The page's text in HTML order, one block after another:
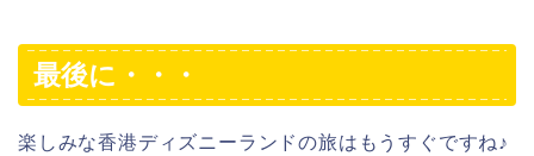
最後に・・・
楽しみな香港ディズニーランドの旅はもうすぐですね♪